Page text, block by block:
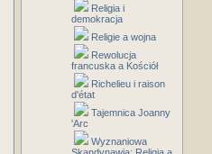
Religia i
demokracja
Religie a wojna
Rewolucja
francuska a Kościół
Richelieu i raison
d'état
Tajemnica Joanny
'Arc
Wyznaniowa